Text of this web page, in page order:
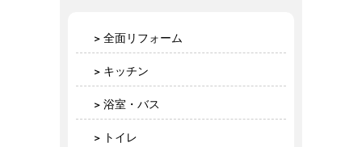
全面リフォーム
キッチン
浴室・バス
トイレ